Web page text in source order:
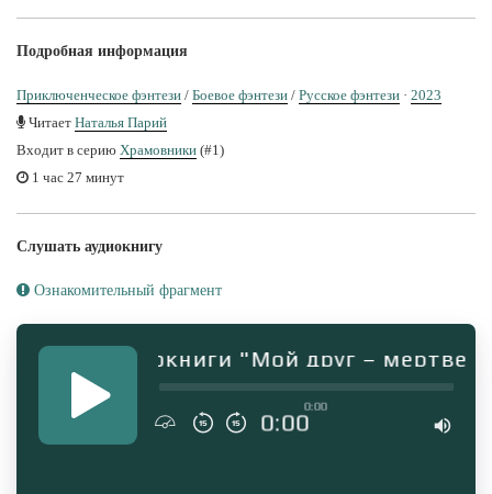
Подробная информация
Приключенческое фэнтези / Боевое фэнтези / Русское фэнтези · 2023
Читает Наталья Парий
Входит в серию Храмовники (#1)
1 час 27 минут
Слушать аудиокнигу
Ознакомительный фрагмент
аудиокниги "Мой друг – мертвец"
0:00
0:00